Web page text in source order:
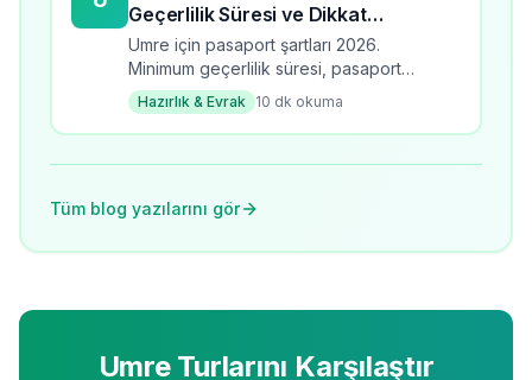
Geçerlilik Süresi ve Dikkat
Edilmesi Gerekenler
Umre için pasaport şartları 2026.
Minimum geçerlilik süresi, pasaport
türleri, yenileme süreci ve dikkat
edilmesi gerekenler.
Hazırlık & Evrak 10 dk okuma
Tüm blog yazılarını gör
Umre Turlarını Karşılaştır